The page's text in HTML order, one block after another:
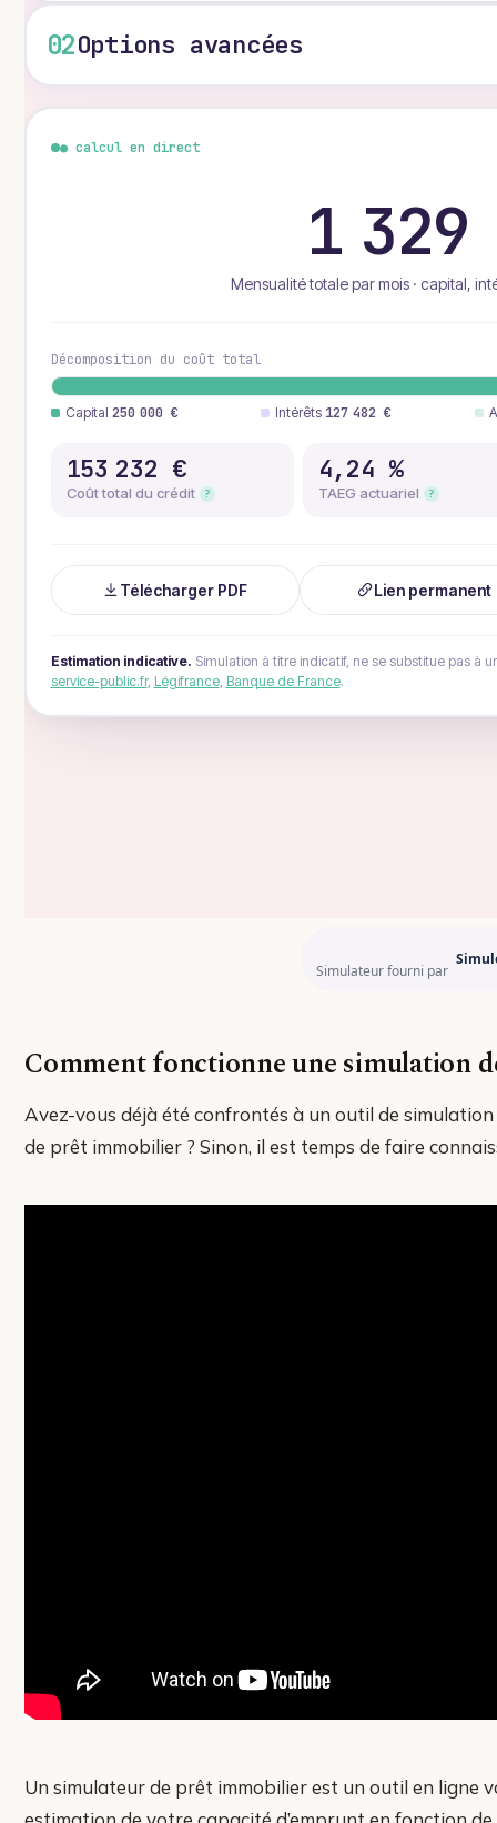
Simulateur fourni par
Comment fonctionne une simulation
Avez-vous déjà été confrontés à un outil de
de prêt immobilier ? Sinon, il est temps de faire
Un simulateur de prêt immobilier est un outil en ligne